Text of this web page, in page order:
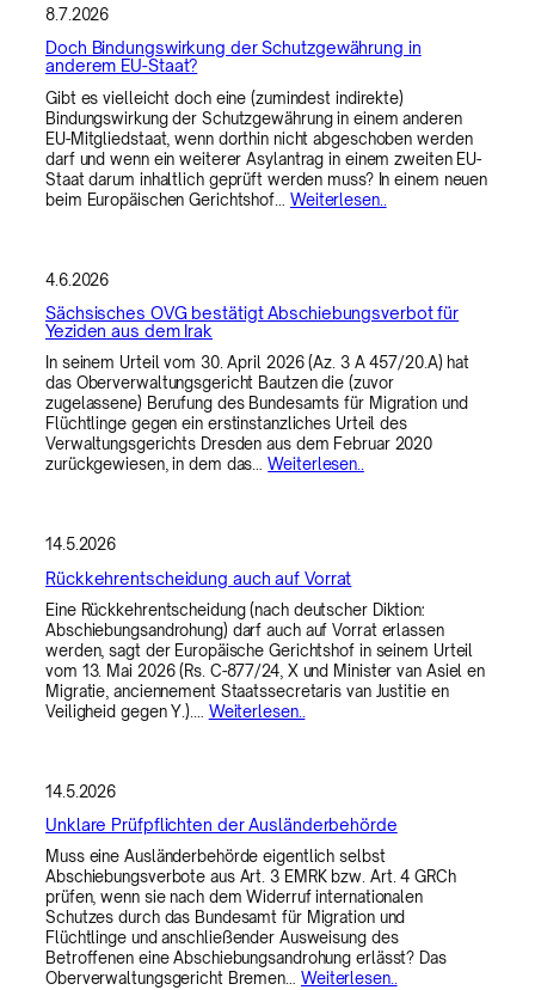
8.7.2026
Doch Bindungswirkung der Schutzgewährung in
anderem EU-Staat?
Gibt es vielleicht doch eine (zumindest indirekte)
Bindungswirkung der Schutzgewährung in einem anderen
EU-Mitgliedstaat, wenn dorthin nicht abgeschoben werden
darf und wenn ein weiterer Asylantrag in einem zweiten EU-
Staat darum inhaltlich geprüft werden muss? In einem neuen
beim Europäischen Gerichtshof… Weiterlesen..
4.6.2026
Sächsisches OVG bestätigt Abschiebungsverbot für
Yeziden aus dem Irak
In seinem Urteil vom 30. April 2026 (Az. 3 A 457/20.A) hat
das Oberverwaltungsgericht Bautzen die (zuvor
zugelassene) Berufung des Bundesamts für Migration und
Flüchtlinge gegen ein erstinstanzliches Urteil des
Verwaltungsgerichts Dresden aus dem Februar 2020
zurückgewiesen, in dem das…Weiterlesen..
14.5.2026
Rückkehrentscheidung auch auf Vorrat
Eine Rückkehrentscheidung (nach deutscher Diktion:
Abschiebungsandrohung) darf auch auf Vorrat erlassen
werden, sagt der Europäische Gerichtshof in seinem Urteil
vom 13. Mai 2026 (Rs. C-877/24, X und Minister van Asiel en
Migratie, anciennement Staatssecretaris van Justitie en
Veiligheid gegen Y.).… Weiterlesen..
14.5.2026
Unklare Prüfpflichten der Ausländerbehörde
Muss eine Ausländerbehörde eigentlich selbst
Abschiebungsverbote aus Art. 3 EMRK bzw. Art. 4 GRCh
prüfen, wenn sie nach dem Widerruf internationalen
Schutzes durch das Bundesamt für Migration und
Flüchtlinge und anschließender Ausweisung des
Betroffenen eine Abschiebungsandrohung erlässt? Das
Oberverwaltungsgericht Bremen… Weiterlesen..